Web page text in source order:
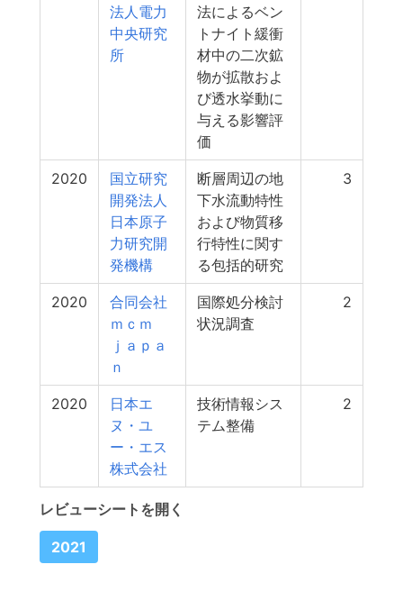
法人電力
中央研究
所
法によるベン
トナイト緩衝
材中の二次鉱
物が拡散およ
び透水挙動に
与える影響評
価
2020
国立研究
開発法人
日本原子
力研究開
発機構
断層周辺の地
下水流動特性
および物質移
行特性に関す
る包括的研究
3
2020
合同会社
ｍｃｍ
ｊａｐａ
ｎ
国際処分検討
状況調査
2
2020
日本エ
ヌ・ユ
ー・エス
株式会社
技術情報シス
テム整備
2
レビューシートを開く
2021